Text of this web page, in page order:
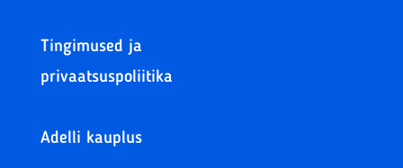
Tingimused ja
privaatsuspoliitika
Adelli kauplus